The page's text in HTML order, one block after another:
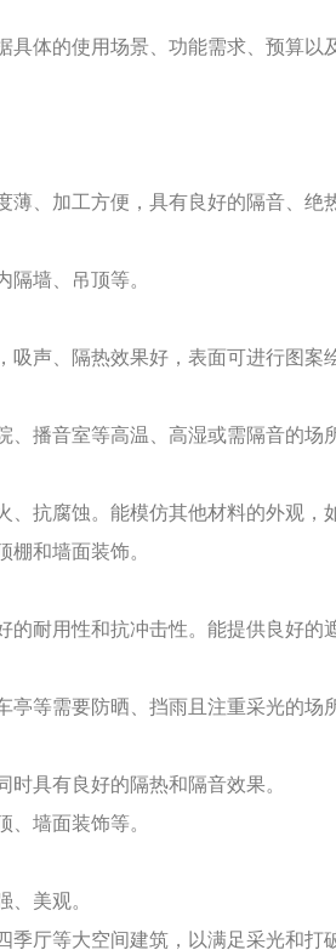
具体的使用场景、功能需求、预算
薄、加工方便，具有良好的隔音、
隔墙、吊顶等。
吸声、隔热效果好，表面可进行图
、播音室等高温、高湿或需隔音的场
、抗腐蚀。能模仿其他材料的外观，
棚和墙面装饰。
的耐用性和抗冲击性。能提供良好
亭等需要防晒、挡雨且注重采光的场
具有良好的隔热和隔音效果。
、墙面装饰等。
、美观。
季厅等大空间建筑，以满足采光和